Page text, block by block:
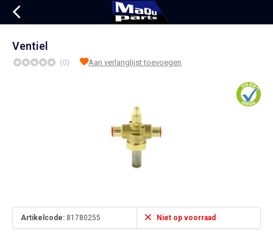
Ventiel
(0) Aan verlanglijst toevoegen
Artikelcode: 81780255 Niet op voorraad